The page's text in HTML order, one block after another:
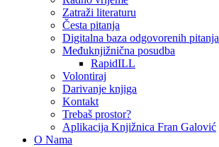
Zatraži literaturu
Česta pitanja
Digitalna baza odgovorenih pitanja
Međuknjižnična posudba
RapidILL
Volontiraj
Darivanje knjiga
Kontakt
Trebaš prostor?
Aplikacija Knjižnica Fran Galović
O Nama